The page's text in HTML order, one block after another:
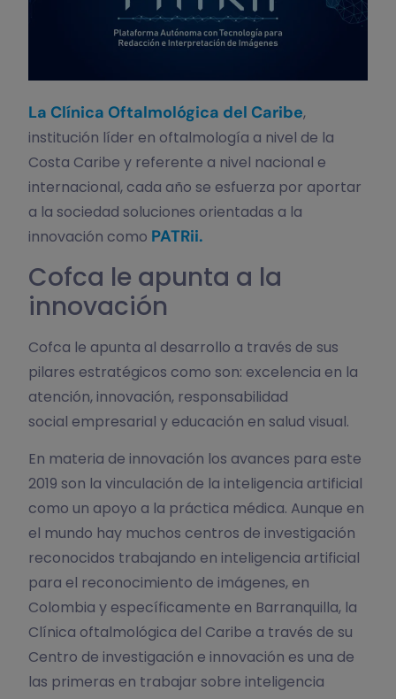
La Clínica Oftalmológica del Caribe,
institución líder en oftalmología a nivel de la
Costa Caribe y referente a nivel nacional e
internacional, cada año se esfuerza por aportar
a la sociedad soluciones orientadas a la
innovación como PATRii.
Cofca le apunta a la
innovación
Cofca le apunta al desarrollo a través de sus
pilares estratégicos como son: excelencia en la
atención, innovación, responsabilidad
social empresarial y educación en salud visual.
En materia de innovación los avances para este
2019 son la vinculación de la inteligencia artificial
como un apoyo a la práctica médica. Aunque en
el mundo hay muchos centros de investigación
reconocidos trabajando en inteligencia artificial
para el reconocimiento de imágenes, en
Colombia y específicamente en Barranquilla, la
Clínica oftalmológica del Caribe a través de su
Centro de investigación e innovación es una de
las primeras en trabajar sobre inteligencia